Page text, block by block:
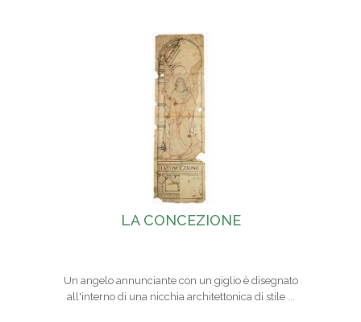
LA CONCEZIONE
Un angelo annunciante con un giglio è disegnato
all'interno di una nicchia architettonica di stile ...